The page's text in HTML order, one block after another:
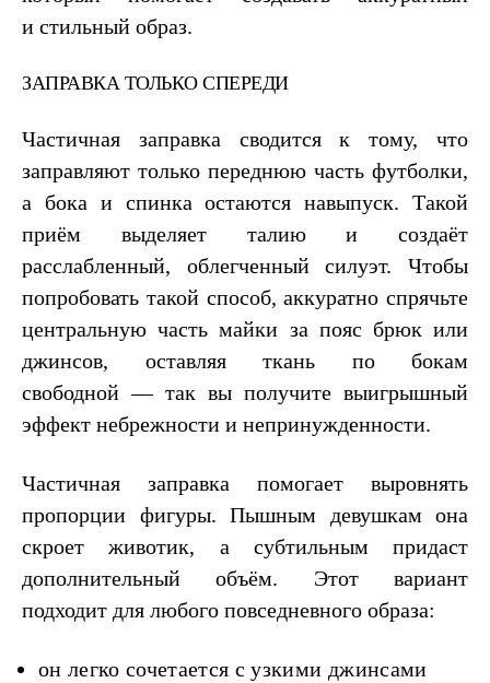
и стильный образ.
ЗАПРАВКА ТОЛЬКО СПЕРЕДИ
Частичная заправка сводится к тому, что
заправляют только переднюю часть футболки,
а бока и спинка остаются навыпуск. Такой
приём выделяет талию и создаёт
расслабленный, облегченный силуэт. Чтобы
попробовать такой способ, аккуратно спрячьте
центральную часть майки за пояс брюк или
джинсов, оставляя ткань по бокам
свободной — так вы получите выигрышный
эффект небрежности и непринужденности.
Частичная заправка помогает выровнять
пропорции фигуры. Пышным девушкам она
скроет животик, а субтильным придаст
дополнительный объём. Этот вариант
подходит для любого повседневного образа:
он легко сочетается с узкими джинсами